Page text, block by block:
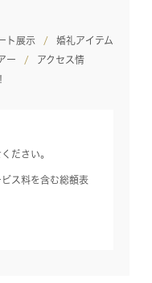
ト展示
婚礼アイテム
ー
アクセス情
ださい。
ス料を含む総額表